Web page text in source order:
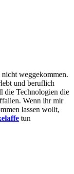
weggekommen.
und beruflich
die Technologien die
Wenn ihr mir
lassen wollt,
tun